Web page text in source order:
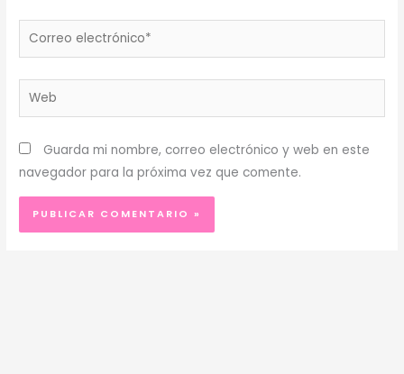
Correo
Web
Guarda mi nombre, correo electrónico y web en este
navegador para la próxima vez que comente.